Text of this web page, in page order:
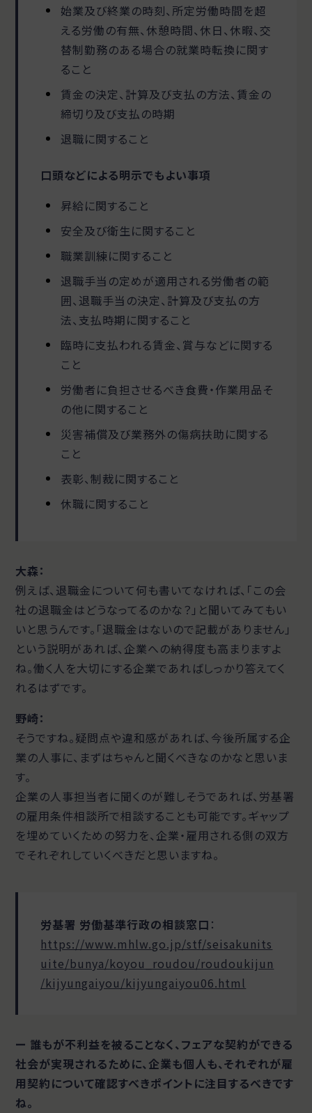
始業及び終業の時刻、所定労働時間を超
える労働の有無、休憩時間、休日、休暇、交
替制勤務のある場合の就業時転換に関す
ること
賃金の決定、計算及び支払の方法、賃金の
締切り及び支払の時期
退職に関すること
口頭などによる明示でもよい事項
昇給に関すること
安全及び衛生に関すること
職業訓練に関すること
退職手当の定めが適用される労働者の範
囲、退職手当の決定、計算及び支払の方
法、支払時期に関すること
臨時に支払われる賃金、賞与などに関する
こと
労働者に負担させるべき食費・作業用品そ
の他に関すること
災害補償及び業務外の傷病扶助に関する
こと
表彰、制裁に関すること
休職に関すること
大森：
例えば、退職金について何も書いてなければ、「この会
社の退職金はどうなってるのかな？」と聞いてみてもい
いと思うんです。「退職金はないので記載がありません」
という説明があれば、企業への納得度も高まりますよ
ね。働く人を大切にする企業であればしっかり答えてく
れるはずです。
野崎：
そうですね。疑問点や違和感があれば、今後所属する企
業の人事に、まずはちゃんと聞くべきなのかなと思いま
す。
企業の人事担当者に聞くのが難しそうであれば、労基署
の雇用条件相談所で相談することも可能です。ギャップ
を埋めていくための努力を、企業・雇用される側の双方
でそれぞれしていくべきだと思いますね。
労基署 労働基準行政の相談窓口 ：
https://www.mhlw.go.jp/stf/seisakunits
uite/bunya/koyou_roudou/roudoukijun
/kijyungaiyou/kijyungaiyou06.html
ー 誰もが不利益を被ることなく、フェアな契約ができる
社会が実現されるために、企業も個人も、それぞれが雇
用契約について確認すべきポイントに注目するべきです
ね。